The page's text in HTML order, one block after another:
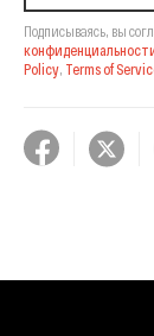
Подписываясь, вы
Policy, Terms of